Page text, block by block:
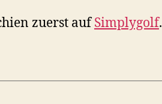
zuerst aufSimplygolf.